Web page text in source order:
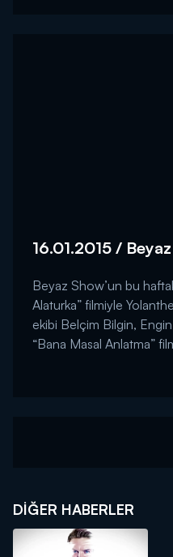
16.01.2015 /
Beyaz Show’un bu
Alaturka” filmiyle Yolanthe Cabau,
ekibi Belçim Bilgin,
“Bana Masal Anlatma”
DIĞER HABERLER